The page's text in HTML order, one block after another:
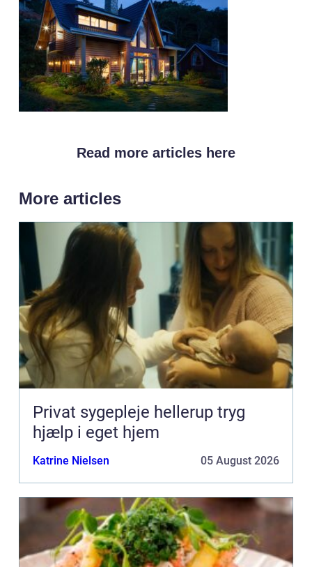
Read more articles here
More articles
Privat sygepleje hellerup tryg
hjælp i eget hjem
Katrine Nielsen 05 August 2026